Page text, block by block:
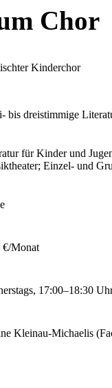
Chor
Kinderchor
bis dreistimmige
für Kinder und
Einzel- und
€/Monat
17:00–18:30
Kleinau-Michaelis